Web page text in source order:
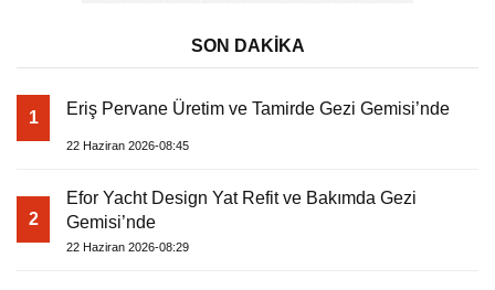
SON DAKİKA
1 Eriş Pervane Üretim ve Tamirde Gezi Gemisi’nde
22 Haziran 2026-08:45
2
Efor Yacht Design Yat Refit ve Bakımda Gezi
Gemisi’nde
22 Haziran 2026-08:29